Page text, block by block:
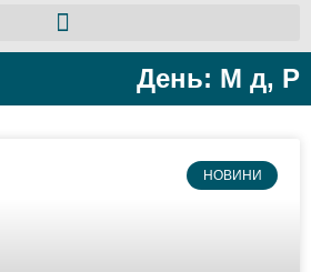
День: М д, Р
НОВИНИ